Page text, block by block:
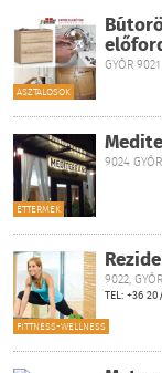
ASZTALOSOK
GYŐR 9021
ÉTTERMEK
9024
FITTNESS-WELLNESS
9022,
TEL: +36